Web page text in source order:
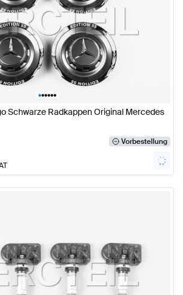
••••••
Schwarze Radkappen Original Mercedes
Vorbestellung